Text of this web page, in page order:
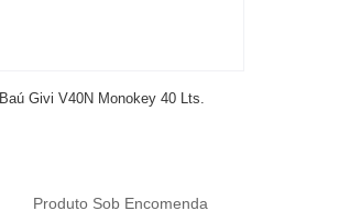
Baú Givi V40N Monokey 40 Lts.
Produto Sob Encomenda